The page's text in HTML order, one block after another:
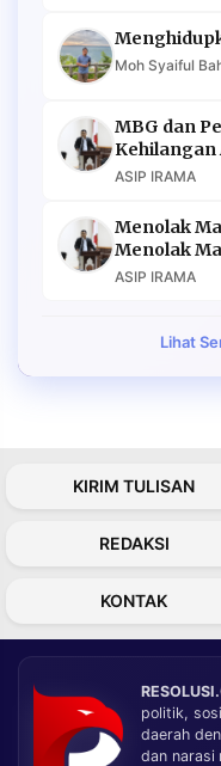
Moh Syaiful
MBG dan
ASIP IRAMA
Menolak
Menolak
ASIP IRAMA
Lihat
KIRIM TULISAN
REDAKSI
KONTAK
politik,
daerah
dan narasi